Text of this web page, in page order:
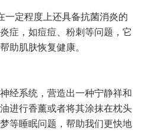
一定程度上还具备抗菌消炎的
症，如痘痘、粉刺等问题，它
助肌肤恢复健康。
经系统，营造出一种宁静祥和
进行香薰或者将其涂抹在枕头
等睡眠问题，帮助我们更快地